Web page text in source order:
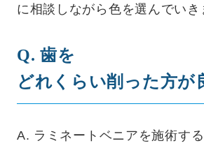
に相談しながら色を選んでいき
Q. 歯を
どれくらい削った方が
A. ラミネートベニアを施術す